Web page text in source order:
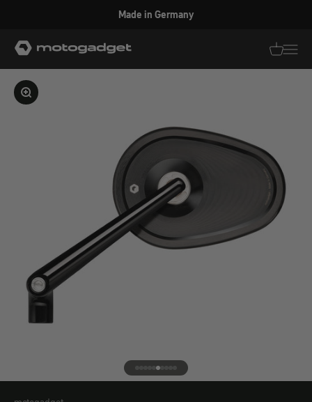
Made in Germany
motogadget GmbH
Bild vergrößern
Gehe zu Element 1
Gehe zu Element 2
Gehe zu Element 3
Gehe zu Element 4
Gehe zu Element 5
Gehe zu Element 6
Gehe zu Element 7
Gehe zu Element 8
Gehe zu Element 9
Gehe zu Element 10